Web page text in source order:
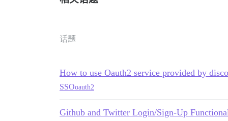
话题
How to use Oauth2 service provided by
SSOoauth2
Github and Twitter Login/Sign-Up